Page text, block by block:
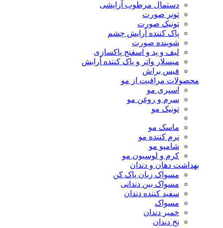
دستمال مرطوب آرایشی
تونر صورت
تونیک صورت
پاک کننده آرایش چشم
شوینده صورت
لیف و پد و اسفنج پاکسازی
میسلار واتر و پاک کننده آرایش
فیس براش
محصولات مراقبت از مو
اسپری مو
سرم و روغن مو
تونیک مو
ماسک مو
نرم کننده مو
شامپو مو
کرم و لوسیون مو
بهداشت دهان و دندان
مسواک زبان پاک کن
مسواک بین دندانی
سفید کننده دندان
مسواک
خمیر دندان
نخ دندان